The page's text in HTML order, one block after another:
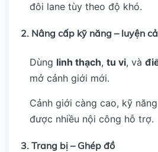
đôi lane tùy theo độ khó.
2. Nâng cấp kỹ năng – luyện
Dùng linh thạch, tu vi, và
mở cảnh giới mới.
Cảnh giới càng cao, kỹ
được nhiều nội công hỗ trợ.
3. Trang bị – Ghép đồ